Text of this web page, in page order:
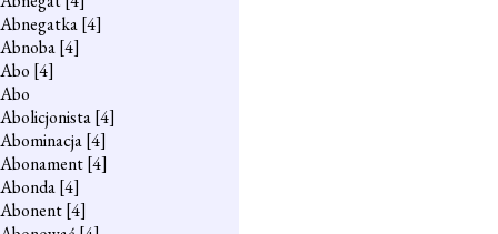
Abnegatka[4]
Abnoba[4]
Abo [4]
Abo
Abolicjonista[4]
Abominacja[4]
Abonament[4]
Abonda[4]
Abonent[4]